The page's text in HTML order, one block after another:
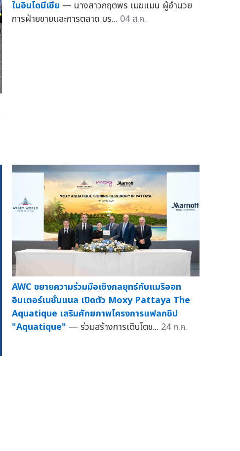
ในอินโดนีเซีย — นางสาวกฤตพร เมฆแมน ผู้อำนวย
การฝ่ายขายและการตลาด บร... 04 ส.ค.
AWC ขยายความร่วมมือเชิงกลยุทธ์กับแมริออท
อินเตอร์เนชั่นแนล เปิดตัว Moxy Pattaya The
Aquatique เสริมศักยภาพโครงการแฟลกชิป
"Aquatique" — ร่วมสร้างการเติบโตข... 24 ก.ค.